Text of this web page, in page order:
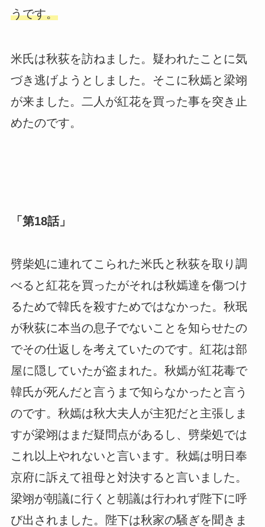
うです。
米氏は秋荻を訪ねました。疑われたことに気
づき逃げようとしました。そこに秋嫣と梁翊
が来ました。二人が紅花を買った事を突き止
めたのです。
「第18話」
劈柴処に連れてこられた米氏と秋荻を取り調
べると紅花を買ったがそれは秋嫣達を傷つけ
るためで韓氏を殺すためではなかった。秋珉
が秋荻に本当の息子でないことを知らせたの
でその仕返しを考えていたのです。紅花は部
屋に隠していたが盗まれた。秋嫣が紅花毒で
韓氏が死んだと言うまで知らなかったと言う
のです。秋嫣は秋大夫人が主犯だと主張しま
すが梁翊はまだ疑問点があるし、劈柴処では
これ以上やれないと言います。秋嫣は明日奉
京府に訴えて祖母と対決すると言いました。
梁翊が朝議に行くと朝議は行われず陛下に呼
び出されました。陛下は秋家の騒ぎを聞きま